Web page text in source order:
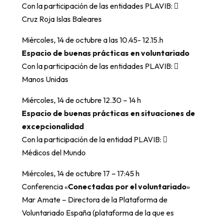
Con la participación de las entidades PLAVIB: 
Cruz Roja Islas Baleares
Miércoles, 14 de octubre a las 10.45- 12.15.h
Espacio de buenas prácticas en voluntariado
Con la participación de las entidades PLAVIB: 
Manos Unidas
Miércoles, 14 de octubre 12.30 – 14 h
Espacio de buenas prácticas en situaciones de
excepcionalidad
Con la participación de la entidad PLAVIB: 
Médicos del Mundo
Miércoles, 14 de octubre 17 – 17:45 h
Conferencia «Conectadas por el voluntariado»
Mar Amate – Directora de la Plataforma de
Voluntariado España (plataforma de la que es